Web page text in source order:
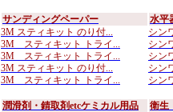
サンディングペーパー
3M スティキット のり付...
3M スティキット トライ...
3M スティキット トライ...
3M スティキット のり付...
3M スティキット トライ...
水平
シン
シン
シン
シン
シン
潤滑剤・錆取剤etcケミカル用品
衛生